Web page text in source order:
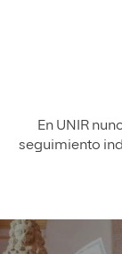
En UNIR
seguimiento